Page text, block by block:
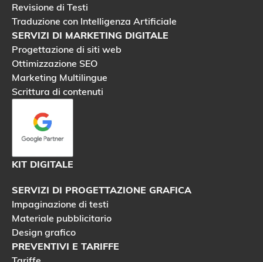
Revisione di Testi
Traduzione con Intelligenza Artificiale
SERVIZI DI MARKETING DIGITALE
Progettazione di siti web
Ottimizzazione SEO
Marketing Multilingue
Scrittura di contenuti
KIT DIGITALE
SERVIZI DI PROGETTAZIONE GRAFICA
Impaginazione di testi
Materiale pubblicitario
Design grafico
PREVENTIVI E TARIFFE